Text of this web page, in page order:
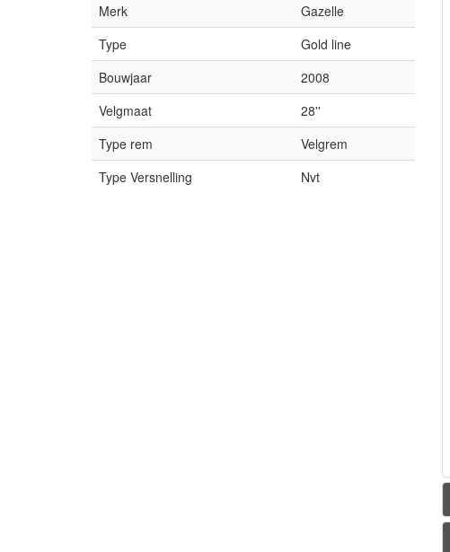
Merk
Gazelle
Type
Gold line
Bouwjaar
2008
Velgmaat
28''
Type rem
Velgrem
Type Versnelling
Nvt